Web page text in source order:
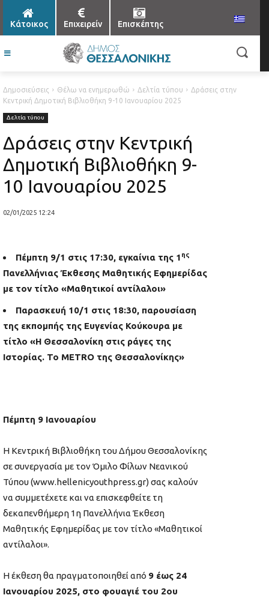
Κάτοικος Επιχειρείν Επισκέπτης
Δημοσιεύσεις Θέλω να ενημερωθώ Δελτία τύπου
Δράσεις στην
Κεντρική Δημοτική Βιβλιοθήκη 9-10 Ιανουαρίου 2025
Δελτία τύπου
Δράσεις στην Κεντρική
Δημοτική Βιβλιοθήκη 9-
10 Ιανουαρίου 2025
02/01/2025 12:24
Πέμπτη 9/1 στις 17:30, εγκαίνια της 1 ης
Πανελλήνιας Έκθεσης Μαθητικής Εφημερίδας
με τον τίτλο «Μαθητικοί αντίλαλοι»
Παρασκευή 10/1 στις 18:30, παρουσίαση
της εκπομπής της Ευγενίας Κούκουρα με
τίτλο «Η Θεσσαλονίκη στις ράγες της
Ιστορίας. Το ΜΕΤRΟ της Θεσσαλονίκης»
Πέμπτη 9 Ιανουαρίου
Η Κεντρική Βιβλιοθήκη του Δήμου Θεσσαλονίκης
σε συνεργασία με τον Όμιλο Φίλων Νεανικού
Τύπου (www.hellenicyouthpress.gr) σας καλούν
να συμμετέχετε και να επισκεφθείτε τη
δεκαπενθήμερη 1η Πανελλήνια Έκθεση
Μαθητικής Εφημερίδας με τον τίτλο «Μαθητικοί
αντίλαλοι».
Η έκθεση θα πραγματοποιηθεί από 9 έως 24
Ιανουαρίου 2025, στο φουαγιέ του 2ου